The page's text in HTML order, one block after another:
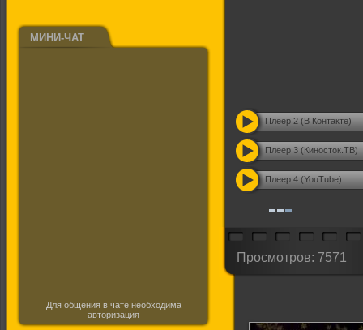
МИНИ-ЧАТ
Для общения в чате необходима
авторизация
Плеер 2 (В Контакте)
Плеер 3 (Киносток.ТВ)
Плеер 4 (YouTube)
Просмотров: 7571